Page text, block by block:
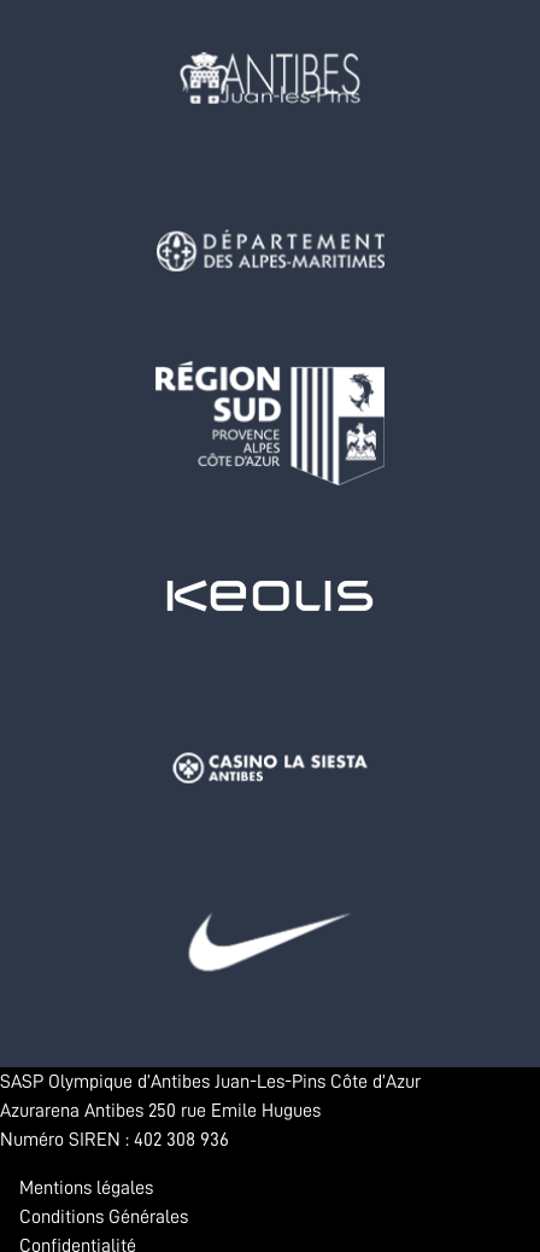
SASP Olympique d’Antibes Juan-Les-Pins Côte d’Azur
Azurarena Antibes 250 rue Emile Hugues
Numéro SIREN : 402 308 936
Mentions légales
Conditions Générales
Confidentialité